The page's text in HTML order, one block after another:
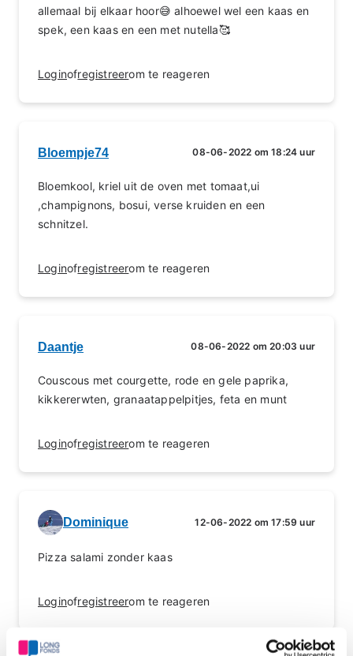
allemaal bij elkaar hoor😅 alhoewel wel een kaas en
spek, een kaas en een met nutella🥰
Loginofregistreerom te reageren
Bloempje74 08-06-2022 om 18:24 uur
Bloemkool, kriel uit de oven met tomaat,ui
,champignons, bosui, verse kruiden en een
schnitzel.
Loginofregistreerom te reageren
Daantje 08-06-2022 om 20:03 uur
Couscous met courgette, rode en gele paprika,
kikkererwten, granaatappelpitjes, feta en munt
Loginofregistreerom te reageren
Dominique 12-06-2022 om 17:59 uur
Pizza salami zonder kaas
Loginofregistreerom te reageren